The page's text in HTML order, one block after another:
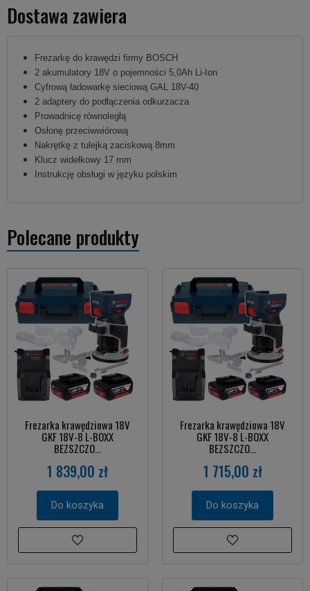
Dostawa zawiera
Frezarkę do krawędzi firmy BOSCH
2 akumulatory 18V o pojemności 5,0Ah Li-Ion
Cyfrową ładowarkę sieciową GAL 18V-40
2 adaptery do podłączenia odkurzacza
Prowadnicę równoległą
Osłonę przeciwwiórową
Nakrętkę z tulejką zaciskową 8mm
Klucz widełkowy 17 mm
Instrukcję obsługi w języku polskim
Polecane produkty
Frezarka krawędziowa 18V
GKF 18V-8 L-BOXX
BEZSZCZO...
1 839,00 zł
Do koszyka
Frezarka krawędziowa 18V
GKF 18V-8 L-BOXX
BEZSZCZO...
1 715,00 zł
Do koszyka